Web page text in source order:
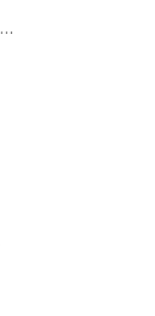
Disco de freno 120mm de 6 agujeros